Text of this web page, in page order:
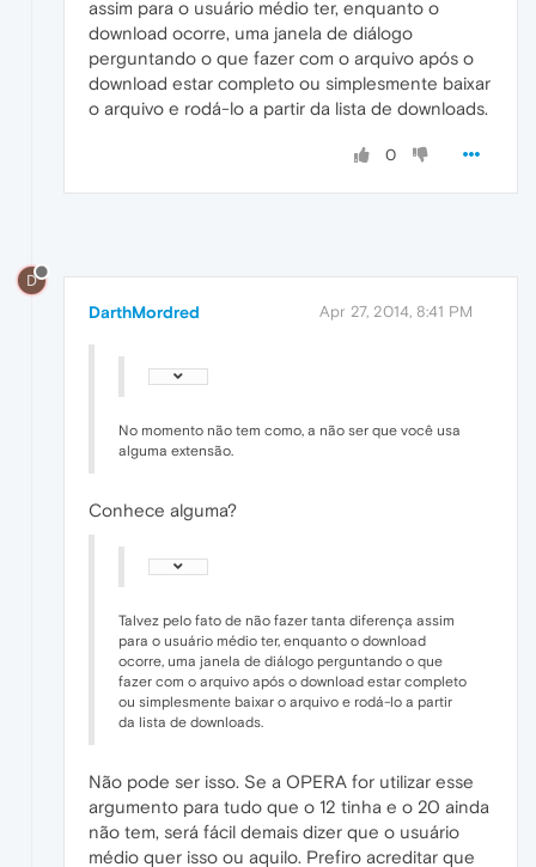
assim para o usuário médio ter, enquanto o
download ocorre, uma janela de diálogo
perguntando o que fazer com o arquivo após o
download estar completo ou simplesmente baixar
o arquivo e rodá-lo a partir da lista de downloads.
0
D
DarthMordred Apr 27, 2014, 8:41 PM
No momento não tem como, a não ser que você usa
alguma extensão.
Conhece alguma?
Talvez pelo fato de não fazer tanta diferença assim
para o usuário médio ter, enquanto o download
ocorre, uma janela de diálogo perguntando o que
fazer com o arquivo após o download estar completo
ou simplesmente baixar o arquivo e rodá-lo a partir
da lista de downloads.
Não pode ser isso. Se a OPERA for utilizar esse
argumento para tudo que o 12 tinha e o 20 ainda
não tem, será fácil demais dizer que o usuário
médio quer isso ou aquilo. Prefiro acreditar que